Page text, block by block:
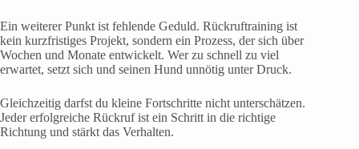
Ein weiterer Punkt ist fehlende Geduld. Rückruftraining ist
kein kurzfristiges Projekt, sondern ein Prozess, der sich über
Wochen und Monate entwickelt. Wer zu schnell zu viel
erwartet, setzt sich und seinen Hund unnötig unter Druck.
Gleichzeitig darfst du kleine Fortschritte nicht unterschätzen.
Jeder erfolgreiche Rückruf ist ein Schritt in die richtige
Richtung und stärkt das Verhalten.